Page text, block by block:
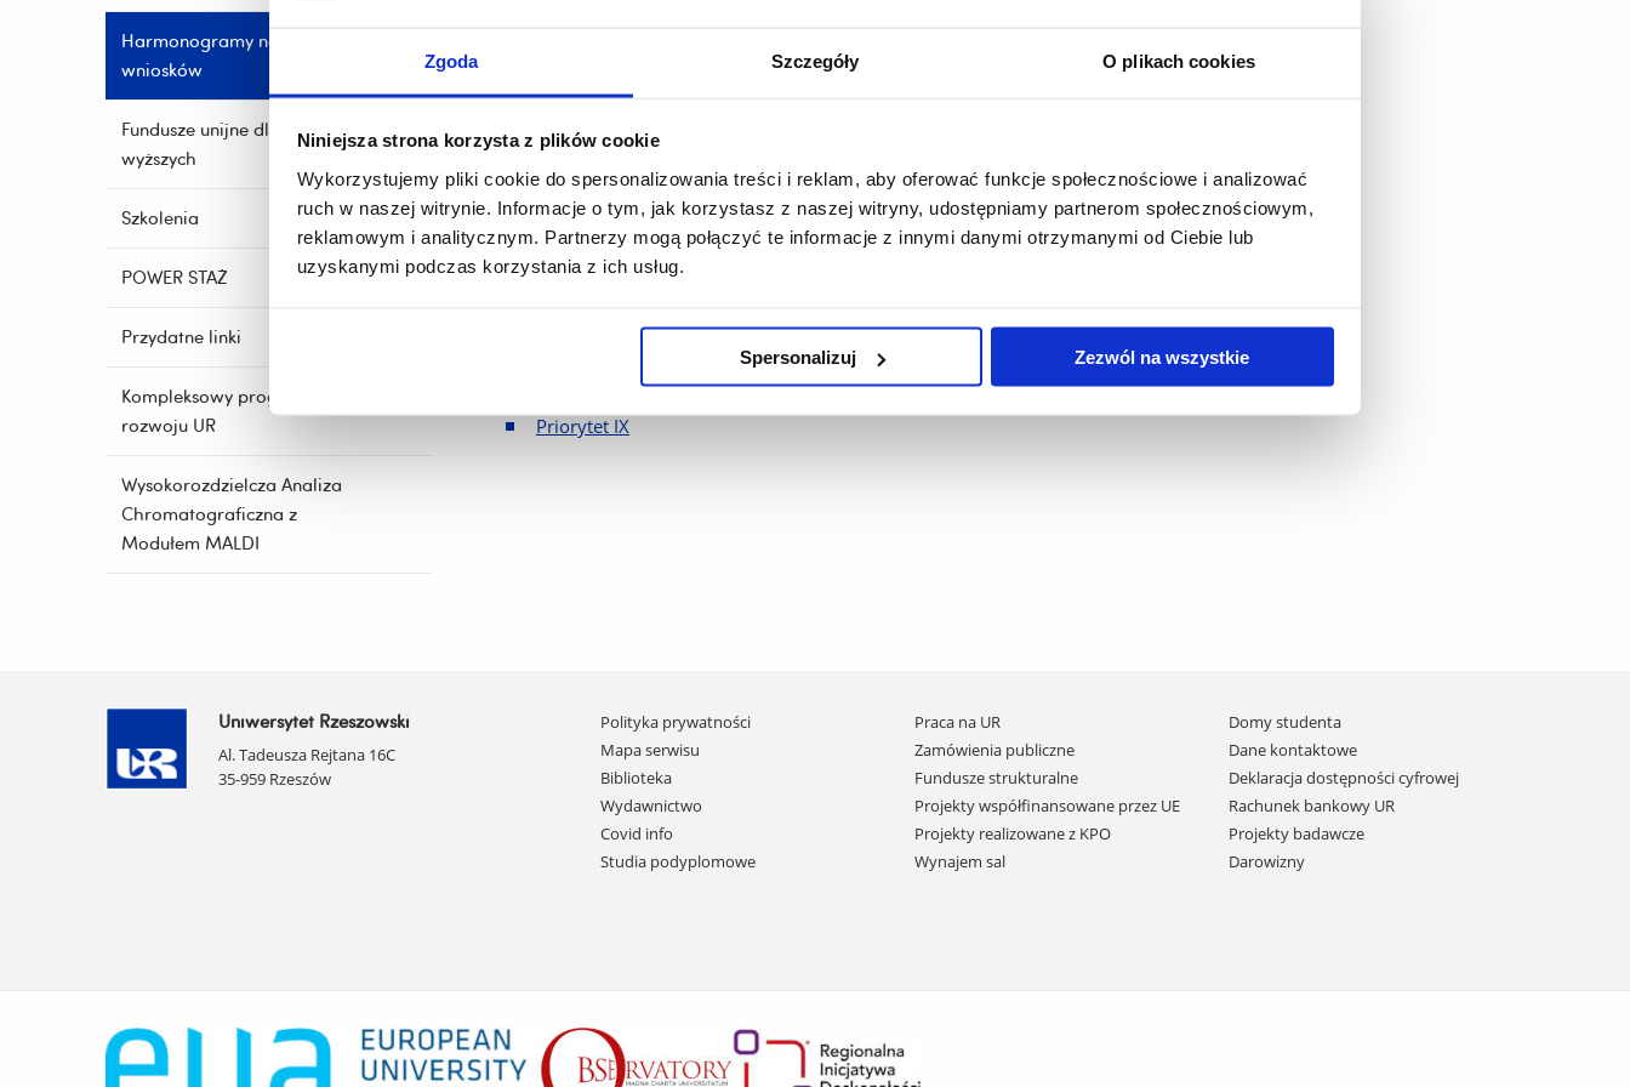
Zgoda Szczegóły O plikach cookies
Niniejsza strona korzysta z plików cookie
Wykorzystujemy pliki cookie do spersonalizowania treści i reklam, aby oferować funkcje społecznościowe i analizować
ruch w naszej witrynie. Informacje o tym, jak korzystasz z naszej witryny, udostępniamy partnerom społecznościowym,
reklamowym i analitycznym. Partnerzy mogą połączyć te informacje z innymi danymi otrzymanymi od Ciebie lub
uzyskanymi podczas korzystania z ich usług.
Spersonalizuj Zezwól na wszystkie
Harmonogramy naboru
wniosków
Fundusze unijne dla szkół
wyższych
Szkolenia
POWER STAŻ
Przydatne linki
Kompleksowy program
rozwoju UR
Wysokorozdzielcza Analiza
Chromatograficzna z
Modułem MALDI
Program Operacyjny Kapitał Ludzki
Priorytet II
Priorytet III
Priorytet IV
Priorytet V
Priorytet IX
Uniwersytet Rzeszowski
Al. Tadeusza Rejtana 16C
35-959 Rzeszów
Pomiń
nawigację
i
przejdź
do
treści
Polityka prywatności
Mapa serwisu
Biblioteka
Wydawnictwo
Covid info
Studia podyplomowe
Praca na UR
Zamówienia publiczne
Fundusze strukturalne
Projekty współfinansowane przez UE
Projekty realizowane z KPO
Wynajem sal
Domy studenta
Dane kontaktowe
Deklaracja dostępności cyfrowej
Rachunek bankowy UR
Projekty badawcze
Darowizny